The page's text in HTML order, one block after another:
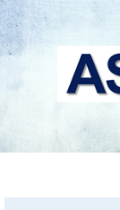
Direkt zum